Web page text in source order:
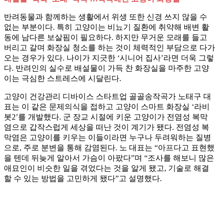
반려동물과 함께하는 생활에서 위생 또한 신경 쓰지 않을 수
없는 부분이다. 특히 고양이는 비뇨기 질환에 취약해 배변 활
동에 남다른 보살핌이 필요하다. 하지만 무거운 모래를 들고
버리고 갈며 화장실 청소를 하는 것이 체력적인 부담으로 다가
오는 경우가 있다. 나이가 지긋한 ‘시니어 집사’라면 더욱 그렇
다. 반려인의 실수로 배설물이 가득 찬 화장실을 마주한 고양
이는 극심한 스트레스에 시달린다.
고양이 건강관리 디바이스 스타트업 골골송작곡가 노태구 대
표는 이 같은 문제의식을 접하고 고양이 스마트 화장실 ‘라비
봇2’를 개발했다. 군 장교 시절에 키운 고양이가 전염성 복막
염으로 갑작스럽게 세상을 떠난 것이 계기가 됐다. 전염성 복
막염은 고양이를 키우는 이들이라면 누구나 두려워하는 질병
으로, 주로 분변을 통해 감염된다. 노 대표는 “아프다고 표현했
을 텐데 뒤늦게 알아서 가슴이 아팠다”며 “조사를 해보니 많은
애묘인이 비슷한 일을 겪었다는 것을 알게 됐고, 기술로 해결
할 수 있는 방법을 고민하게 됐다”고 설명했다.